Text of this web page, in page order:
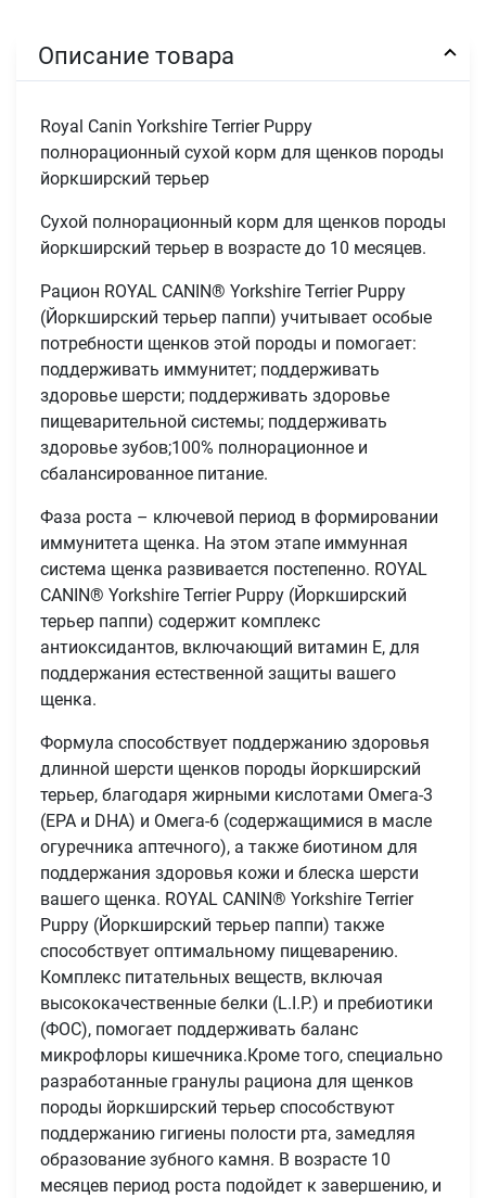
Описание товара
Royal Canin Yorkshire Terrier Puppy
полнорационный сухой корм для щенков породы
йоркширский терьер
Сухой полнорационный корм для щенков породы
йоркширский терьер в возрасте до 10 месяцев.
Рацион ROYAL CANIN® Yorkshire Terrier Puppy
(Йоркширский терьер паппи) учитывает особые
потребности щенков этой породы и помогает:
поддерживать иммунитет; поддерживать
здоровье шерсти; поддерживать здоровье
пищеварительной системы; поддерживать
здоровье зубов;100% полнорационное и
сбалансированное питание.
Фаза роста – ключевой период в формировании
иммунитета щенка. На этом этапе иммунная
система щенка развивается постепенно. ROYAL
CANIN® Yorkshire Terrier Puppy (Йоркширский
терьер паппи) содержит комплекс
антиоксидантов, включающий витамин Е, для
поддержания естественной защиты вашего
щенка.
Формула способствует поддержанию здоровья
длинной шерсти щенков породы йоркширский
терьер, благодаря жирными кислотами Омега-3
(EPA и DHA) и Омега-6 (содержащимися в масле
огуречника аптечного), а также биотином для
поддержания здоровья кожи и блеска шерсти
вашего щенка. ROYAL CANIN® Yorkshire Terrier
Puppy (Йоркширский терьер паппи) также
способствует оптимальному пищеварению.
Комплекс питательных веществ, включая
высококачественные белки (L.I.P.) и пребиотики
(ФОС), помогает поддерживать баланс
микрофлоры кишечника.Кроме того, специально
разработанные гранулы рациона для щенков
породы йоркширский терьер способствуют
поддержанию гигиены полости рта, замедляя
образование зубного камня. В возрасте 10
месяцев период роста подойдет к завершению, и
Имя